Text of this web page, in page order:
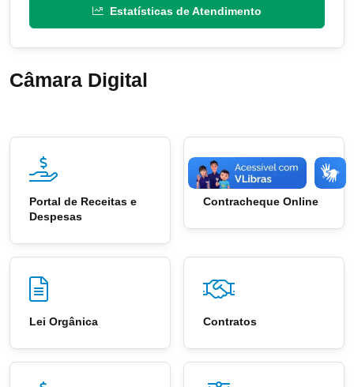
Estatísticas de Atendimento
Câmara Digital
Portal de Receitas e
Despesas
Contracheque Online
Lei Orgânica Contratos